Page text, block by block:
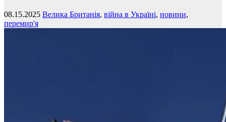
08.15.2025 Велика Британія, війна в Україні, новини,
перемир'я